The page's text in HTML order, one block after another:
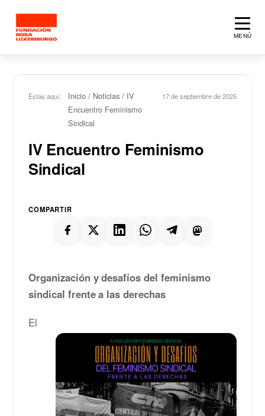
MENÚ
Estás aquí: Inicio / Noticias / IV
Encuentro Feminismo
Sindical
17 de septiembre de 2025
IV Encuentro Feminismo
Sindical
COMPARTIR
Organización y desafíos del feminismo
sindical frente a las derechas
El